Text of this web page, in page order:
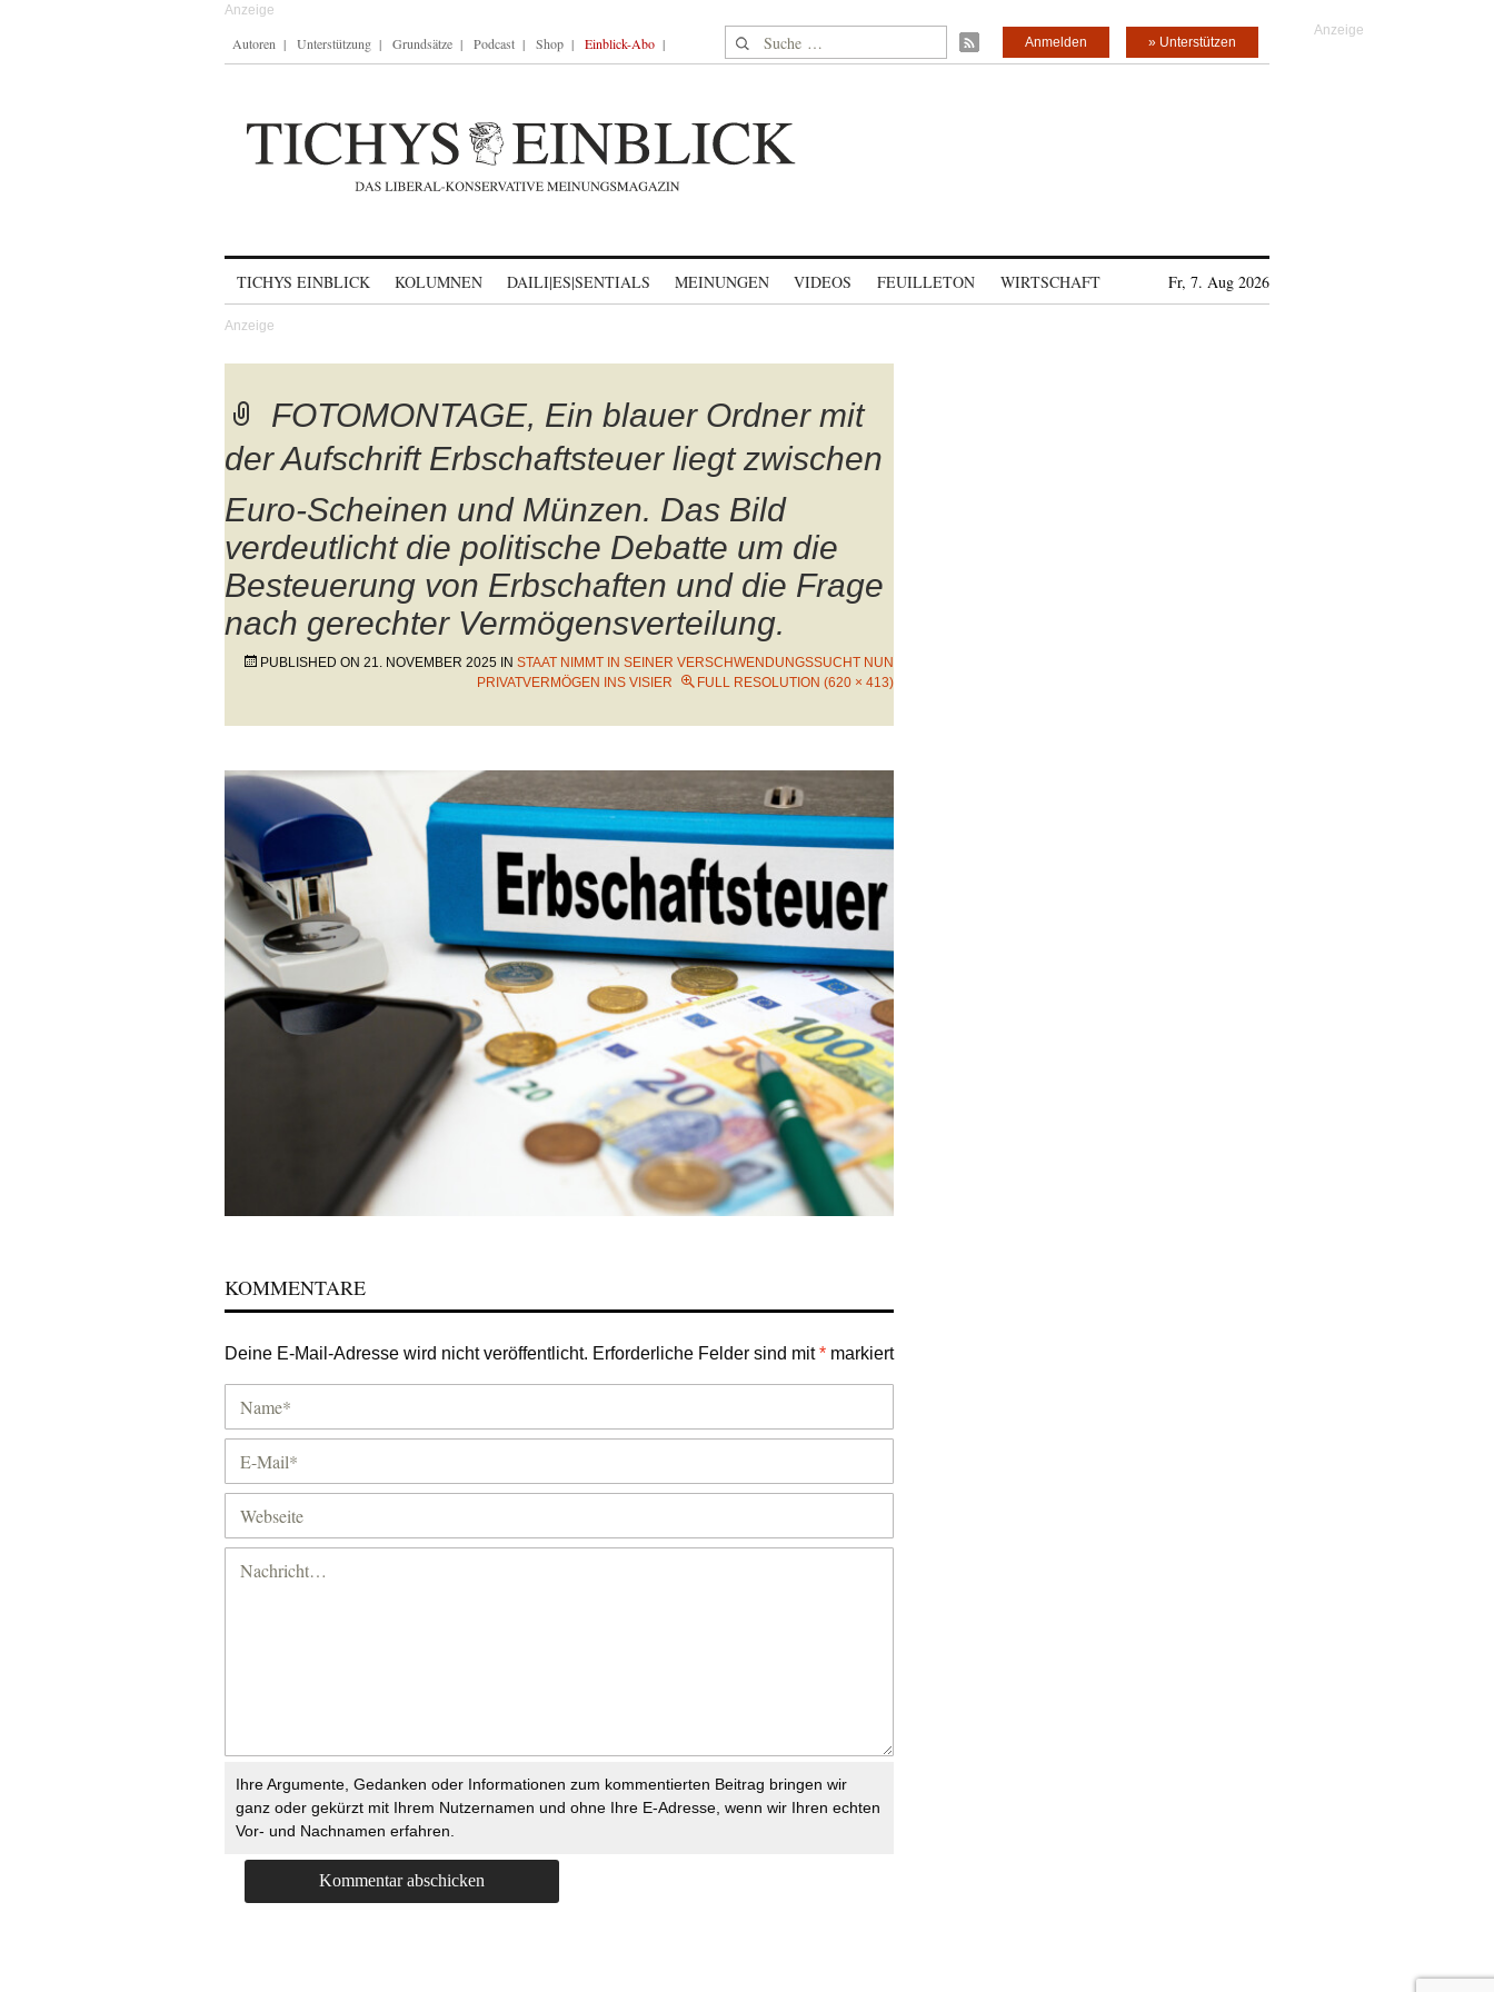
Autoren Unterstützung Grundsätze Podcast Shop Einblick-Abo Suche nach: » Unterstützen
Anmelden
TICHYS EINBLICK KOLUMNEN DAILI|ES|SENTIALS MEINUNGEN VIDEOS FEUILLETON WIRTSCHAFT Fr, 7. Aug 2026
FOTOMONTAGE, Ein blauer Ordner mit
der Aufschrift Erbschaftsteuer liegt zwischen
Euro-Scheinen und Münzen. Das Bild
verdeutlicht die politische Debatte um die
Besteuerung von Erbschaften und die Frage
nach gerechter Vermögensverteilung.
PUBLISHED ON 21. NOVEMBER 2025 IN STAAT NIMMT IN SEINER VERSCHWENDUNGSSUCHT NUN
PRIVATVERMÖGEN INS VISIER
FULL RESOLUTION (620 × 413)
KOMMENTARE
Deine E-Mail-Adresse wird nicht veröffentlicht. Erforderliche Felder sind mit* markiert
Ihre Argumente, Gedanken oder Informationen zum kommentierten Beitrag bringen wir
ganz oder gekürzt mit Ihrem Nutzernamen und ohne Ihre E-Adresse, wenn wir Ihren echten
Vor- und Nachnamen erfahren.